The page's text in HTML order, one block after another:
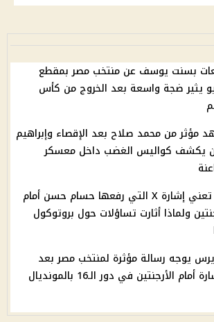
بسنت يوسف عن منتخب مصر بمقطع
يثير ضجة واسعة بعد الخروج من كأس
مؤثر من محمد صلاح بعد الإقصاء وإبراهيم
يكشف كواليس الغضب داخل معسكر
ماذا تعني إشارة X التي رفعها حسام حسن أمام
ولماذا أثارت تساؤلات حول بروتوكول
يوجه رسالة مؤثرة لمنتخب مصر بعد
أمام الأرجنتين في دور الـ16 بالمونديال